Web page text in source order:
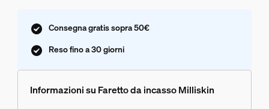
Consegna gratis sopra 50€
Reso fino a 30 giorni
Informazioni su Faretto da incasso Milliskin